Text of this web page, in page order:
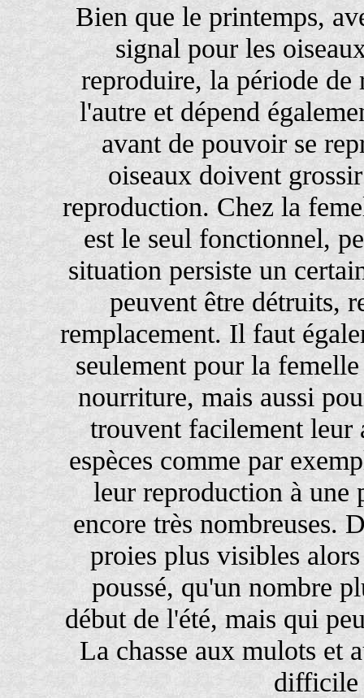
Bien que le printemps,
signal pour les
reproduire, la période de
l'autre et dépend
avant de pouvoir se
oiseaux doivent
reproduction. Chez la
est le seul fonctionnel,
situation persiste un
peuvent être détruits,
remplacement. Il faut
seulement pour la
nourriture, mais aussi
trouvent facilement leur
espèces comme par
leur reproduction à une
encore très nombreuses.
proies plus visibles
poussé, qu'un nombre
début de l'été, mais qui
La chasse aux mulots et
difficile